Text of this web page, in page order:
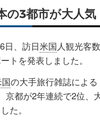
の3都市が大人気
日、訪日米国人観光客
トを発表しました。
の大手旅行雑誌によ
京都が2年連続で2位、
た。